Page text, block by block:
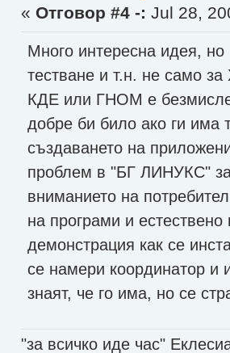
« Отговор #4 -: Jul 28,
Много интересна идея,
тестване и т.н. не само
КДЕ или ГНОМ е
добре би било ако ги има
създаването на
проблем в "БГ ЛИНУКС"
вниманието на
на програми и
демонстрация как се
се намери координатор и
знаят, че го има, но се
"за всичко иде час"